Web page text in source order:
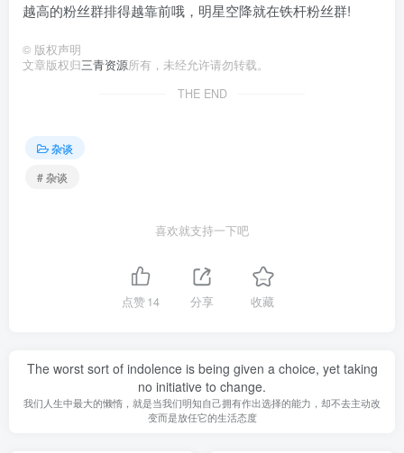
越高的粉丝群排得越靠前哦，明星空降就在铁杆粉丝群!
© 版权声明
文章版权归三青资源所有，未经允许请勿转载。
THE END
杂谈
# 杂谈
喜欢就支持一下吧
点赞14 分享 收藏
The worst sort of indolence is being given a choice, yet taking
no initiative to change.
我们人生中最大的懒惰，就是当我们明知自己拥有作出选择的能力，却不去主动改
变而是放任它的生活态度